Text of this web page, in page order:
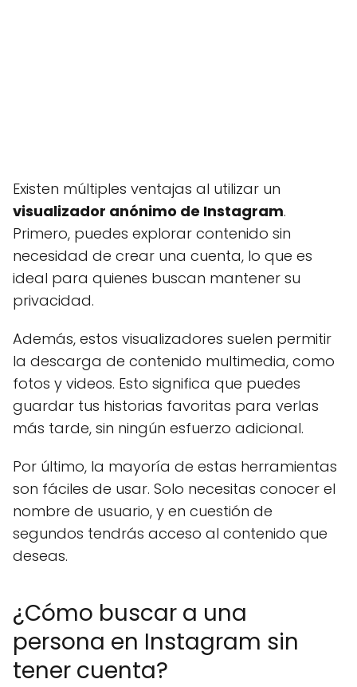
Existen múltiples ventajas al utilizar un
visualizador anónimo de Instagram.
Primero, puedes explorar contenido sin
necesidad de crear una cuenta, lo que es
ideal para quienes buscan mantener su
privacidad.
Además, estos visualizadores suelen permitir
la descarga de contenido multimedia, como
fotos y videos. Esto significa que puedes
guardar tus historias favoritas para verlas
más tarde, sin ningún esfuerzo adicional.
Por último, la mayoría de estas herramientas
son fáciles de usar. Solo necesitas conocer el
nombre de usuario, y en cuestión de
segundos tendrás acceso al contenido que
deseas.
¿Cómo buscar a una
persona en Instagram sin
tener cuenta?